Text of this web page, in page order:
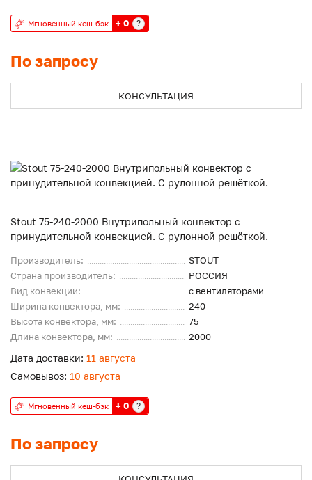
По запросу
Мгновенный кеш-бэк + 0 ?
КОНСУЛЬТАЦИЯ
Stout 75-240-2000 Внутрипольный конвектор с
принудительной конвекцией. С рулонной решёткой.
Производитель:
STOUT
Страна производитель:
РОССИЯ
Вид конвекции:
с вентиляторами
Ширина конвектора, мм:
240
Высота конвектора, мм:
75
Длина конвектора, мм:
2000
По запросу
Дата доставки: 11 августа
Самовывоз: 10 августа
Мгновенный кеш-бэк + 0 ?